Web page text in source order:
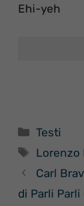
Ehi-yeh
Categorie
Testi
Tag
Lorenzo
Carl
di Parli